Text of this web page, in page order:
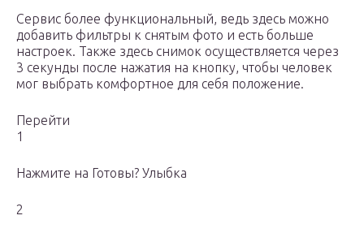
Сервис более функциональный, ведь здесь можно
добавить фильтры к снятым фото и есть больше
настроек. Также здесь снимок осуществляется через
3 секунды после нажатия на кнопку, чтобы человек
мог выбрать комфортное для себя положение.
Перейти
1
Нажмите на Готовы? Улыбка
2